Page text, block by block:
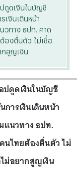
ดูดเงินในบัญชี
เงินเดินหน้า
วทาง ธปท. คาด
องตื่นตัว ไม่เชื่อ
กสูญเงิน
ปดูดเงินในบัญชี
ารเงินเดินหน้า
แนวทาง ธปท.
ไทยต้องตื่นตัว ไม่
ม่อยากสูญเงิน